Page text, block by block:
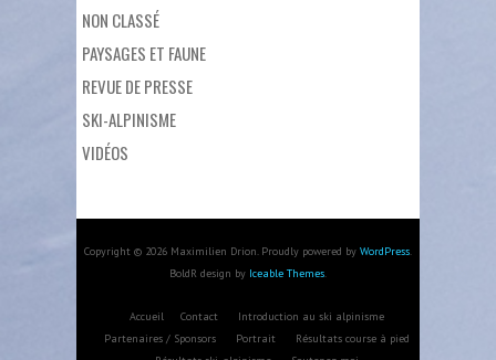
NON CLASSÉ
PAYSAGES ET FAUNE
REVUE DE PRESSE
SKI-ALPINISME
VIDÉOS
Copyright © 2026 Maximilien Drion. Proudly powered by WordPress.
BoldR design by Iceable Themes.
Accueil Contact
Introduction au ski alpinisme
Partenaires / Sponsors
Portrait
Résultats course à pied